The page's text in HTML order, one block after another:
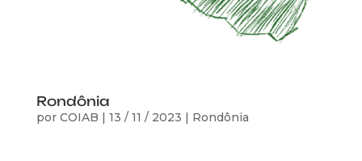
Rondônia
por COIAB 13 / 11 / 2023 Rondônia